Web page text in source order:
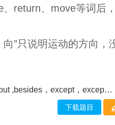
return、move等词后
”只说明运动的方向，
,besides，except，except for
下载题目